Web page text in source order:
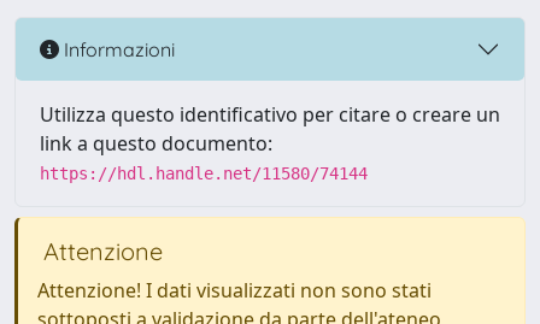
Informazioni
Utilizza questo identificativo per citare o creare un
link a questo documento:
https://hdl.handle.net/11580/74144
Attenzione
Attenzione! I dati visualizzati non sono stati